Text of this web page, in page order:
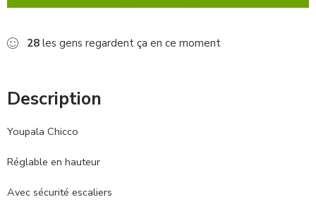
28 les gens regardent ça en ce moment
Description
Youpala Chicco
Réglable en hauteur
Avec sécurité escaliers